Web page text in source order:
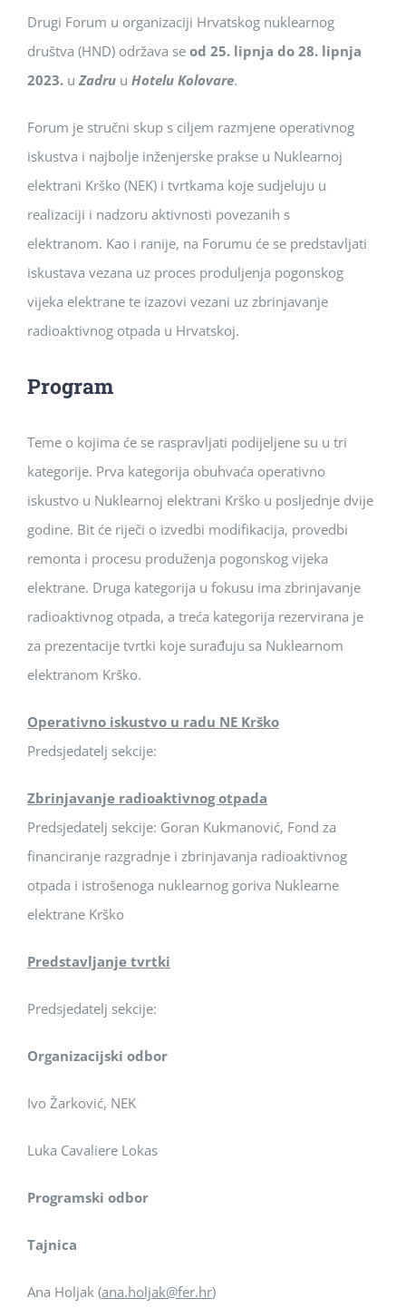
Drugi Forum u organizaciji Hrvatskog nuklearnog
društva (HND) održava se od 25. lipnja do 28. lipnja
2023. uZadru u Hotelu Kolovare.
Forum je stručni skup s ciljem razmjene operativnog
iskustva i najbolje inženjerske prakse u Nuklearnoj
elektrani Krško (NEK) i tvrtkama koje sudjeluju u
realizaciji i nadzoru aktivnosti povezanih s
elektranom. Kao i ranije, na Forumu će se predstavljati
iskustava vezana uz proces produljenja pogonskog
vijeka elektrane te izazovi vezani uz zbrinjavanje
radioaktivnog otpada u Hrvatskoj.
Program
Teme o kojima će se raspravljati podijeljene su u tri
kategorije. Prva kategorija obuhvaća operativno
iskustvo u Nuklearnoj elektrani Krško u posljednje dvije
godine. Bit će riječi o izvedbi modifikacija, provedbi
remonta i procesu produženja pogonskog vijeka
elektrane. Druga kategorija u fokusu ima zbrinjavanje
radioaktivnog otpada, a treća kategorija rezervirana je
za prezentacije tvrtki koje surađuju sa Nuklearnom
elektranom Krško.
Operativno iskustvo u radu NE Krško
Predsjedatelj sekcije:
Zbrinjavanje radioaktivnog otpada
Predsjedatelj sekcije: Goran Kukmanović, Fond za
financiranje razgradnje i zbrinjavanja radioaktivnog
otpada i istrošenoga nuklearnog goriva Nuklearne
elektrane Krško
Predstavljanje tvrtki
Predsjedatelj sekcije:
Organizacijski odbor
Ivo Žarković, NEK
Luka Cavaliere Lokas
Programski odbor
Tajnica
Ana Holjak (ana.holjak@fer.hr)